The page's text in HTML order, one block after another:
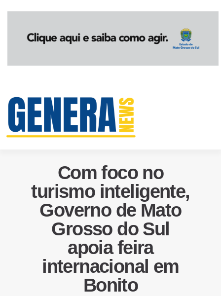
Com foco no
turismo inteligente,
Governo de Mato
Grosso do Sul
apoia feira
internacional em
Bonito